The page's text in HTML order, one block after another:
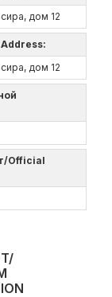
дом 12
дом 12
Official